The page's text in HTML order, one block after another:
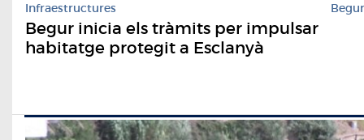
Infraestructures Begur
Begur inicia els tràmits per impulsar
habitatge protegit a Esclanyà